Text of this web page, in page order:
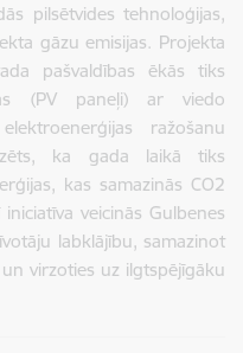
pilsētvides tehnoloģijas,
gāzu emisijas. Projekta
pašvaldības ēkās tiks
(PV paneļi) ar viedo
ražošanu
ka gada laikā tiks
kas samazinās CO2
veicinās Gulbenes
labklājību, samazinot
virzoties uz ilgtspējīgāku